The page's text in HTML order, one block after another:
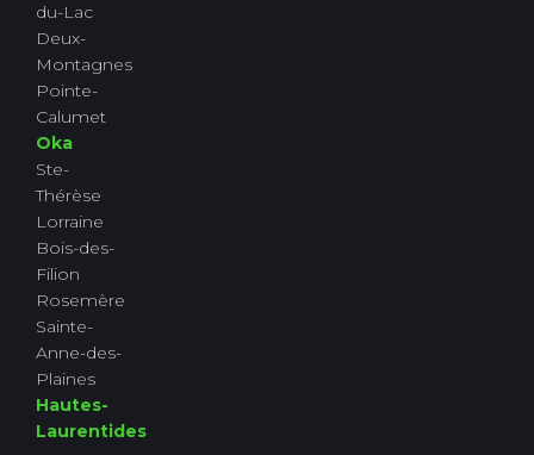
du-Lac
Deux-
Montagnes
Pointe-
Calumet
Oka
Ste-
Thérèse
Lorraine
Bois-des-
Filion
Rosemère
Sainte-
Anne-des-
Plaines
Hautes-
Laurentides